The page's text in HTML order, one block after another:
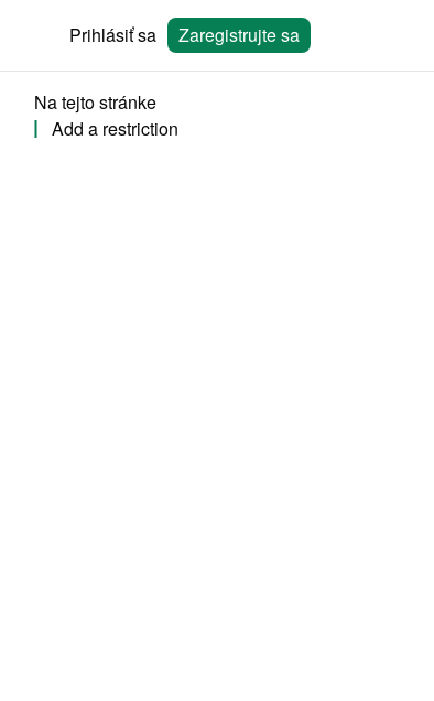
Prihlásiť sa Zaregistrujte sa
Na tejto stránke
Add a restriction